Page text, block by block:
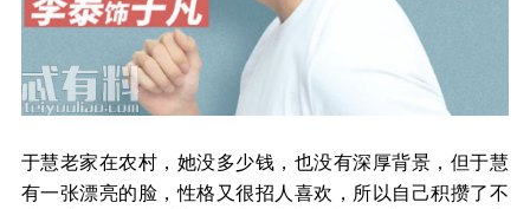
于慧老家在农村，她没多少钱，也没有深厚背景，但于慧
有一张漂亮的脸，性格又很招人喜欢，所以自己积攒了不